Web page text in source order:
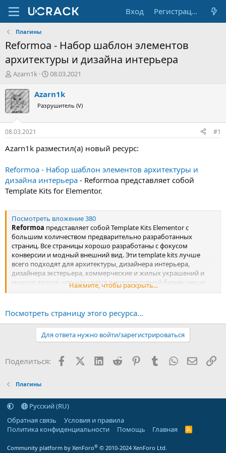
Вход Регистрация
Плагины
Reformoa - Набор шаблон элементов
архитектуры и дизайна интерьера
А
т
о
р
т
е
м
ы
Azarn1k
Д
т
н
а
л
08.03.2021
Azarn1k
Разрушитель (V)
08.03.2021 #1
Azarn1k разместил(а) новый ресурс:
Reformoa - Набор шаблон элементов архитектуры и
дизайна интерьера - Reformoa представляет собой
Template Kits for Elementor.
Посмотреть вложение 380
Reformoa представляет собой Template Kits Elementor с
большим количеством предварительно разработанных
страниц. Все страницы хорошо разработаны с фокусом
конверсии и модный внешний вид. Эти template kits лучше
всего подходят для архитектуры, дизайнера интерьера,
дизайнера экстерьера, коммерческие и жилых украшений и
многое другое, что находится в архитектурной бизнес-нише.
Нажмите, чтобы раскрыть...
Посмотреть страницу этого ресурса...
Для ответа нужно войти/зарегистрироваться
Поделиться: FacebookX (Twitter)
LinkedIn
Reddit PinterestTumblr WhatsApp
Плагины
Русский (RU)
Обратная связь
Условия и правила
Политика конфиденциальности
Помощь Главная
R
Community platform by XenForo® © 2010-2024 XenForo Ltd.